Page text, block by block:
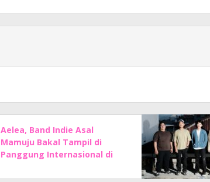
Aelea, Band Indie Asal
Mamuju Bakal Tampil di
Panggung Internasional di